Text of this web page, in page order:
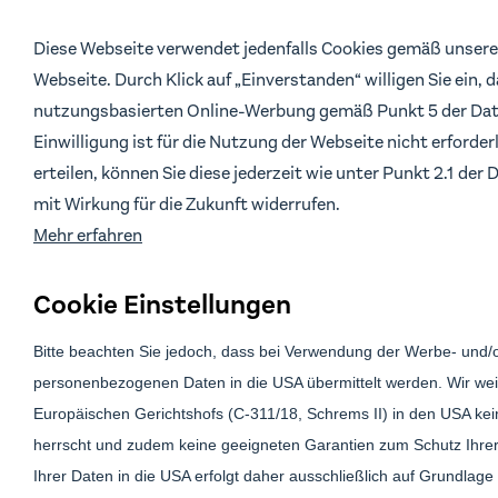
Diese Webseite verwendet jedenfalls Cookies gemäß
Webseite. Durch Klick auf „Einverstanden“ willigen Sie ein,
nutzungsbasierten Online-Werbung gemäß Punkt 5 der
Einwilligung ist für die Nutzung der Webseite nicht
erteilen, können Sie diese jederzeit wie unter Punkt 2.1
mit Wirkung für die Zukunft widerrufen.
Mehr erfahren
Cookie Einstellungen
Bitte beachten Sie jedoch, dass bei Verwendung der Werbe-
personenbezogenen Daten in die USA übermittelt werden. Wir
Europäischen Gerichtshofs (C-311/18, Schrems II) in den USA
herrscht und zudem keine geeigneten Garantien zum Schutz
Ihrer Daten in die USA erfolgt daher ausschließlich auf
Gestalte mit
des